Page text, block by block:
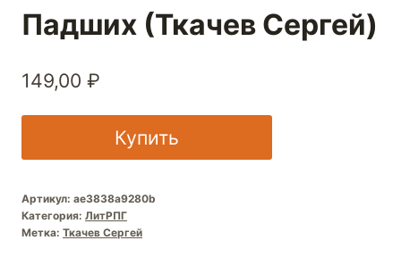
Падших (Ткачев Сергей)
149,00 ₽
Купить
Артикул: ae3838a9280b
Категория: ЛитРПГ
Метка: Ткачев Сергей